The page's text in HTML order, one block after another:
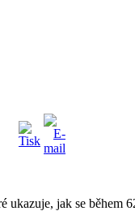
ukazuje, jak se během